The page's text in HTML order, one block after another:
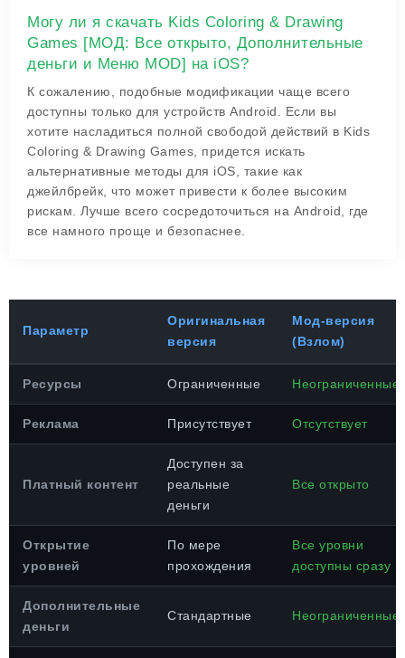
Могу ли я скачать Kids Coloring & Drawing
Games [МОД: Все открыто, Дополнительные
деньги и Меню MOD] на iOS?
К сожалению, подобные модификации чаще всего
доступны только для устройств Android. Если вы
хотите насладиться полной свободой действий в Kids
Coloring & Drawing Games, придется искать
альтернативные методы для iOS, такие как
джейлбрейк, что может привести к более высоким
рискам. Лучше всего сосредоточиться на Android, где
все намного проще и безопаснее.
Параметр
Оригинальная
версия
Мод-версия
(Взлом)
Ресурсы Ограниченные Неограниченные
Реклама Присутствует Отсутствует
Платный контент
Доступен за
реальные
деньги
Все открыто
Открытие
уровней
По мере
прохождения
Все уровни
доступны сразу
Дополнительные
деньги
Стандартные Неограниченные